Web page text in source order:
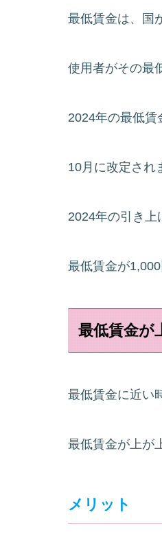
最低賃金は、国
使用者がその最
2024年の最低賃
10月に改定され
2024年の引き
最低賃金が
最低賃金が
最低賃金に近い
最低賃金が上が
メリット